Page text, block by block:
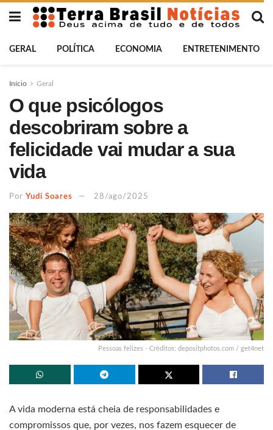
GERAL POLÍTICA ECONOMIA ENTRETENIMENTO
Início Geral
O que psicólogos
descobriram sobre a
felicidade vai mudar a sua
vida
Por Yudi Soares 28/ago/2025
Pessoas felizes - Créditos: depositphotos.com / get4net
A vida moderna está cheia de responsabilidades e
compromissos que, por vezes, nos fazem esquecer de